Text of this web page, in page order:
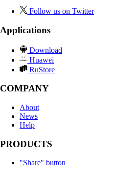
Follow us on Twitter
Applications
Download
Huawei
RuStore
COMPANY
About
News
Help
PRODUCTS
"Share" button